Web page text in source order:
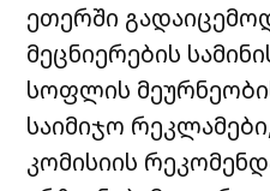
ეთერში
მეცნიერების
სოფლის
საიმიჯო
კომისიის